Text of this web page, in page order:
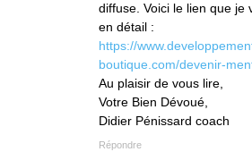
diffuse. Voici le lien que je
en détail :
https://
boutique.com/devenir-
Au plaisir de vous lire,
Votre Bien Dévoué,
Didier Pénissard coach
Répondre